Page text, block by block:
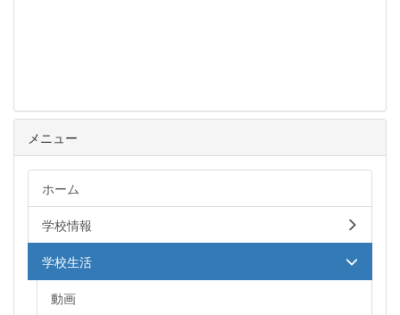
メニュー
ホーム
学校情報
学校生活
動画